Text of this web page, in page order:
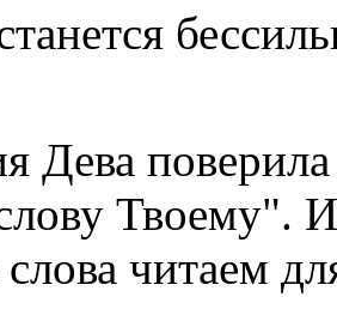
Дева
Твоему".
читаем